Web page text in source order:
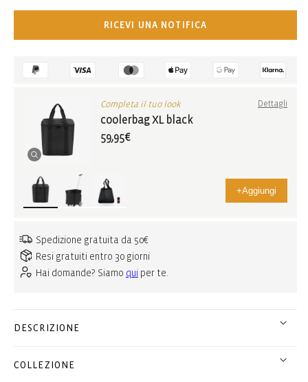
RICEVI UNA NOTIFICA
Completa il tuo look Dettagli
coolerbag XL black
59,95€
+Aggiungi
Spedizione gratuita da 50€
Resi gratuiti entro 30 giorni
Hai domande? Siamo qui per te.
DESCRIZIONE
COLLEZIONE